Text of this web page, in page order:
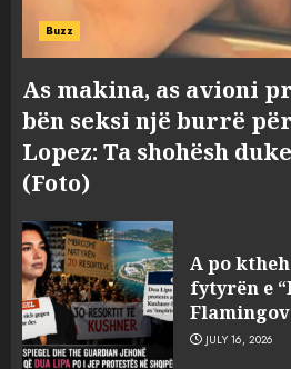
Buzz
As makina, as avioni
bën seksi një burrë
Lopez: Ta shohësh
(Foto)
A po
fytyrën e
JULY 16, 2026